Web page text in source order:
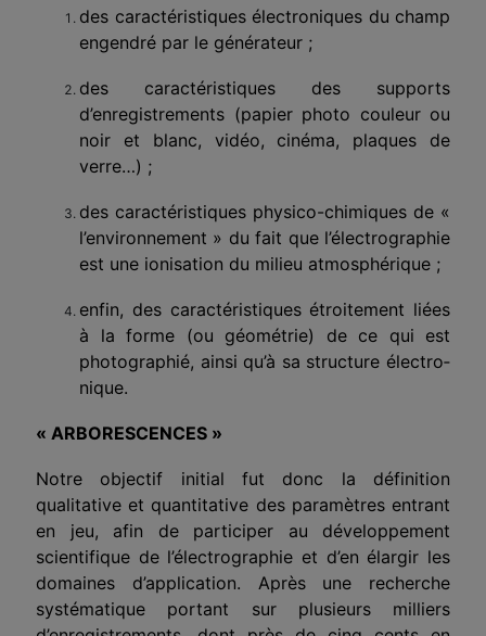
des caractéristiques électroniques du champ
engendré par le générateur ;
des caractéristiques des supports
d’enregistrements (papier photo couleur ou
noir et blanc, vidéo, cinéma, plaques de
verre…) ;
des caractéristiques physico-chimiques de «
l’environnement » du fait que l’électrographie
est une ionisation du milieu atmosphéri­que ;
enfin, des caractéristiques étroitement liées
à la forme (ou géo­métrie) de ce qui est
photographié, ainsi qu’à sa structure électro­
nique.
« ARBORESCENCES »
Notre objectif initial fut donc la définition
qualitative et quantitative des paramètres entrant
en jeu, afin de parti­ciper au développement
scientifique de l’électrographie et d’en élar­gir les
domaines d’application. Après une recherche
systématique portant sur plusieurs milliers